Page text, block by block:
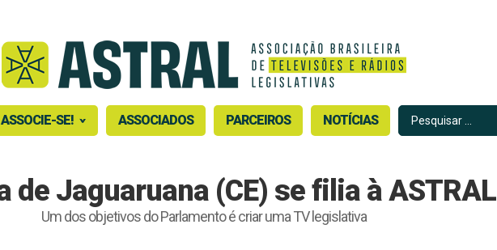
ASSOCIE-SE! ASSOCIADOS PARCEIROS NOTÍCIAS
de Jaguaruana (CE) se filia à ASTRAL
Um dos objetivos do Parlamento é criar uma TV legislativa